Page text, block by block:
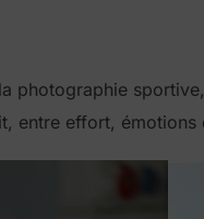
photographie sportive,
entre effort, émotions